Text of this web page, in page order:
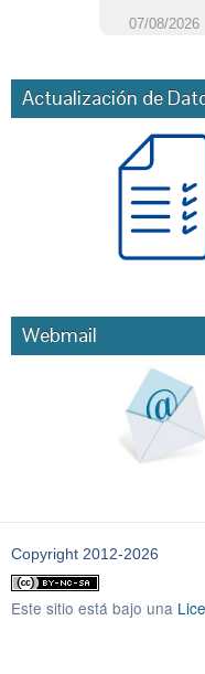
Actualización de
Webmail
Copyright 2012-2026
Este sitio está bajo una